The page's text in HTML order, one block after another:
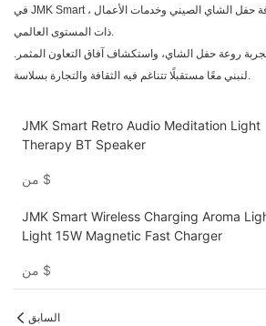
JMK Smart، نقوم بالجمع بين سحر ثقافة حفل الشاي الصيني وخدمات الأعمال
ذات المستوى العالمي.
روعة حفل الشاي، واستكشاف آفاق التعاون المثمر.
لنبني معًا مستقبلًا تتناغم فيه الثقافة والتجارة بسلاسة.
JMK Smart Retro Audio Meditation Light
Therapy BT Speaker
$
JMK Smart Wireless Charging Aroma
Light 15W Magnetic Fast Charger
$
السابق